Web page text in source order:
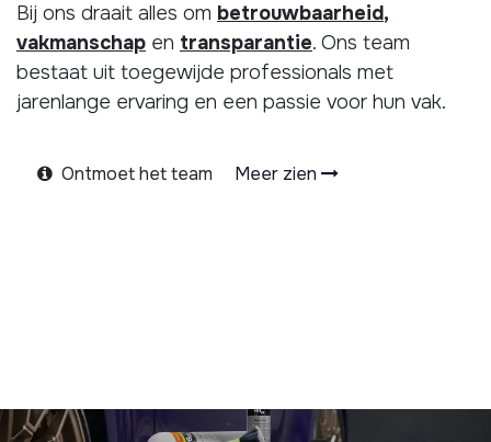
Bij ons draait alles om betrouwbaarheid,
vakmanschap en transparantie. Ons team
bestaat uit toegewijde professionals met
jarenlange ervaring en een passie voor hun vak.
Ontmoet het team Meer zien